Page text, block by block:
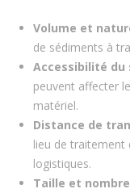
Volume et
de sédiments à
Accessibilité du
peuvent affecter
matériel.
Distance de
lieu de traitement
logistiques.
Taille et